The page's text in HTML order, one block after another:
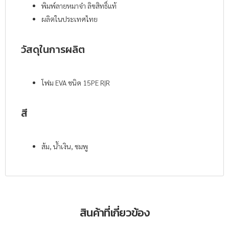
พิมพ์ลายหมาจ๋า ลิขสิทธิ์แท้
ผลิตในประเทศไทย
วัสดุในการผลิต
โฟม EVA ชนิด 15PE R|R
สี
ส้ม, น้ำเงิน, ชมพู
สินค้าที่เกี่ยวข้อง